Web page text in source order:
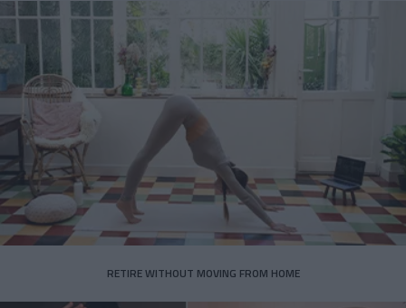
RETIRE WITHOUT MOVING FROM HOME